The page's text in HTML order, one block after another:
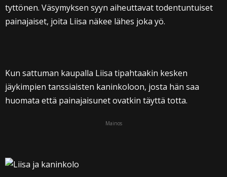
tyttönen. Väsymyksen syyn aiheuttavat todentuntuiset
painajaiset, joita Liisa näkee lähes joka yö.
Kun sattuman kaupalla Liisa tipahtaakin kesken
jäykimpien tanssiaisten kaninkoloon, josta hän saa
huomata että painajaisunet ovatkin täyttä totta.
Mainos